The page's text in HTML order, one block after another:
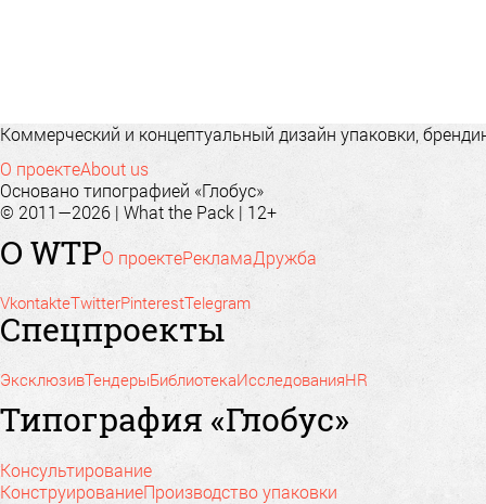
Коммерческий и концептуальный дизайн упаковки,
О проектеAbout us
Основано типографией «Глобус»
© 2011—2026 | What the Pack | 12+
О WTPО проектеРекламаДружба
VkontakteTwitterPinterestTelegram
Спецпроекты
ЭксклюзивТендерыБиблиотекаИсследованияHR
Типография «Глобус»
Консультирование
КонструированиеПроизводство упаковки